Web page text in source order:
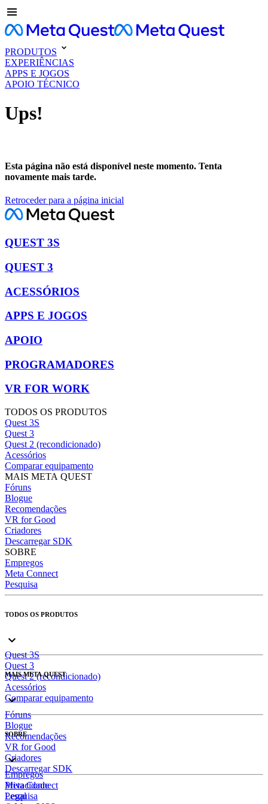
PRODUTOS
EXPERIÊNCIAS
APPS E JOGOS
APOIO TÉCNICO
Ups!
Esta página não está disponível neste momento. Tenta
novamente mais tarde.
Retroceder para a página inicial
QUEST 3S
QUEST 3
ACESSÓRIOS
APPS E JOGOS
APOIO
PROGRAMADORES
VR FOR WORK
TODOS OS PRODUTOS
Quest 3S
Quest 3
Quest 2 (recondicionado)
Acessórios
Comparar equipamento
MAIS META QUEST
Fóruns
Blogue
Recomendações
VR for Good
Criadores
Descarregar SDK
SOBRE
Empregos
Meta Connect
Pesquisa
TODOS OS PRODUTOS
Quest 3S
Quest 3
Quest 2 (recondicionado)
Acessórios
Comparar equipamento
MAIS META QUEST
Fóruns
Blogue
Recomendações
VR for Good
Criadores
Descarregar SDK
SOBRE
Empregos
Meta Connect
Pesquisa
Privacidade
Legal